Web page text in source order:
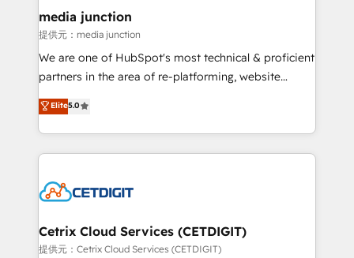
Mexico, USA, and Portugal—we've executed over a
hundred successful operations. Our approach,
rooted in RevOps principles, integrates analysis,
training, planning, and qualification. Leveraging
inbound marketing tactics, we focus on
understanding, nurturing, and converting leads.
competitive market.
media junction
提供元：media junction
We are one of HubSpot's most technical & proficient
partners in the area of re-platforming, website
design & development. We specialize in multi-hub
implementations for mid-market & enterprise
companies. We are woman-owned, powered by
coffee, and we ❤️ dogs. We produce award-winning
Impact Award 🏆2022 Technical Expertise Impact
Award 🏆2020 Elite Solutions Partner 🏆2019
Integrations HubSpot Impact Award 🏆2019
Elite5.0
Cetrix Cloud Services (CETDIGIT)
提供元：Cetrix Cloud Services (CETDIGIT)